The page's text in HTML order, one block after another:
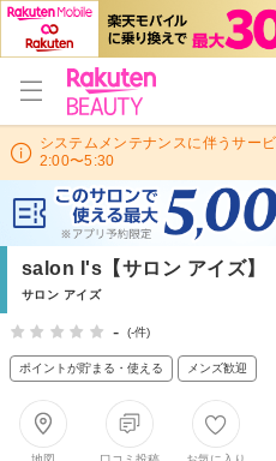
システムメンテナンスに伴うサー
2:00〜5:30
salon I's【サロン アイズ】
サロン アイズ
- (-件)
ポイントが貯まる・使える メンズ歓迎